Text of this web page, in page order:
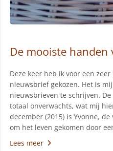
De mooiste handen
Deze keer heb ik voor een
nieuwsbrief gekozen. Het is
nieuwsbrieven te schrijven.
totaal onverwachts, wat mij
december (2015) is Yvonne,
om het leven gekomen door
Lees meer